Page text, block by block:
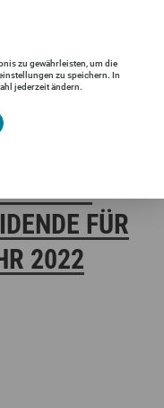
Ad-hoc-Meldungen
FÜR
2022
zu gewährleisten, um die
zu speichern. In
jederzeit ändern.